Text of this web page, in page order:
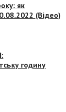
як
(Відео)
годину